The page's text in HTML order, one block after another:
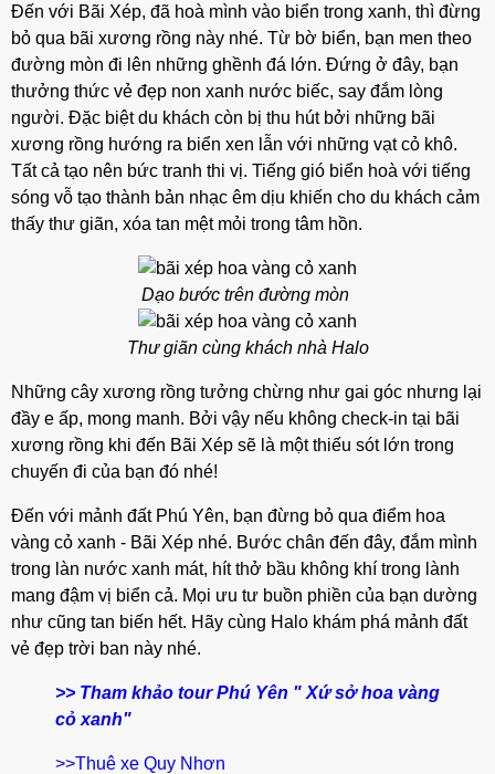
Đến với Bãi Xép, đã hoà mình vào biển trong xanh, thì đừng
bỏ qua bãi xương rồng này nhé. Từ bờ biển, bạn men theo
đường mòn đi lên những ghềnh đá lớn. Đứng ở đây, bạn
thưởng thức vẻ đẹp non xanh nước biếc, say đắm lòng
người. Đặc biệt du khách còn bị thu hút bởi những bãi
xương rồng hướng ra biển xen lẫn với những vạt cỏ khô.
Tất cả tạo nên bức tranh thi vị. Tiếng gió biển hoà với tiếng
sóng vỗ tạo thành bản nhạc êm dịu khiến cho du khách cảm
thấy thư giãn, xóa tan mệt mỏi trong tâm hồn.
Dạo bước trên đường mòn
Thư giãn cùng khách nhà Halo
Những cây xương rồng tưởng chừng như gai góc nhưng lại
đầy e ấp, mong manh. Bởi vậy nếu không check-in tại bãi
xương rồng khi đến Bãi Xép sẽ là một thiếu sót lớn trong
chuyến đi của bạn đó nhé!
Đến với mảnh đất Phú Yên, bạn đừng bỏ qua điểm hoa
vàng cỏ xanh - Bãi Xép nhé. Bước chân đến đây, đắm mình
trong làn nước xanh mát, hít thở bầu không khí trong lành
mang đậm vị biển cả. Mọi ưu tư buồn phiền của bạn dường
như cũng tan biến hết. Hãy cùng Halo khám phá mảnh đất
vẻ đẹp trời ban này nhé.
>> Tham khảo tour Phú Yên " Xứ sở hoa vàng
cỏ xanh"
>>Thuê xe Quy Nhơn